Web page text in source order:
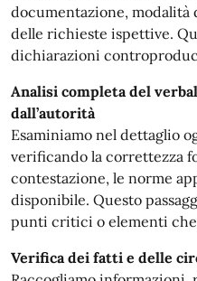
documentazione,
delle richieste ispettive.
dichiarazioni
Analisi completa del
dall’autorità
Esaminiamo nel dettaglio
verificando la correttezza
contestazione, le norme
disponibile. Questo
punti critici o elementi che
Verifica dei fatti e delle